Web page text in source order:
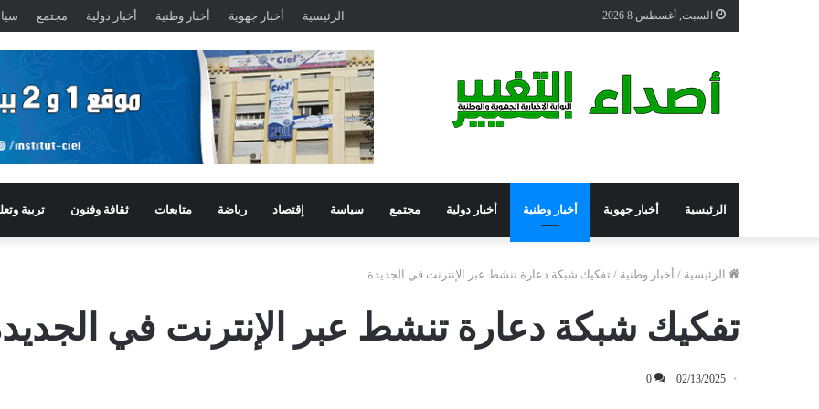
السبت, أغسطس 8 2026 الرئيسية أخبار جهوية أخبار وطنية أخبار دولية مجتمع
الرئيسية أخبار جهوية أخبار وطنية أخبار دولية مجتمع سياسة إقتصاد رياضة متابعات ثقافة وفنون تربية
الرئيسية / أخبار وطنية / تفكيك شبكة دعارة تنشط عبر الإنترنت في الجديدة
تفكيك شبكة دعارة تنشط عبر الإنترنت في
02/13/2025
0